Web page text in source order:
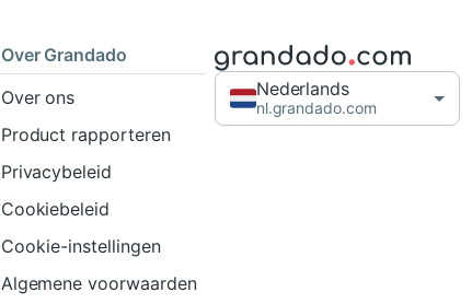
Over Grandado
Over ons
Product rapporteren
Privacybeleid
Cookiebeleid
Cookie-instellingen
Algemene voorwaarden
Nederlands
nl.grandado.com